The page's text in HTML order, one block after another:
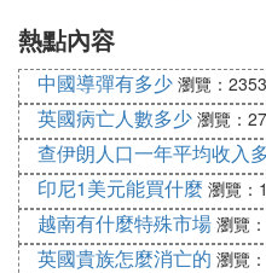
熱點內容
中國導彈有多少 瀏覽：2353
英國病亡人數多少 瀏覽：
查伊朗人口一年平均收入
印尼1美元能買什麼 瀏覽：
越南有什麼特殊市場 瀏覽
英國貴族怎麼消亡的 瀏覽